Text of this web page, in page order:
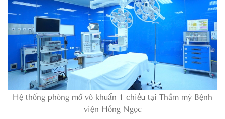
Hệ thống phòng mổ vô khuẩn 1 chiều tại Thẩm mỹ Bệnh
viện Hồng Ngọc